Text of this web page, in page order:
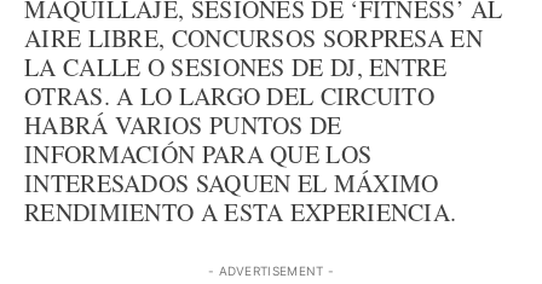
MAQUILLAJE, SESIONES DE ‘FITNESS’ AL
AIRE LIBRE, CONCURSOS SORPRESA EN
LA CALLE O SESIONES DE DJ, ENTRE
OTRAS. A LO LARGO DEL CIRCUITO
HABRÁ VARIOS PUNTOS DE
INFORMACIÓN PARA QUE LOS
INTERESADOS SAQUEN EL MÁXIMO
RENDIMIENTO A ESTA EXPERIENCIA.
- ADVERTISEMENT -